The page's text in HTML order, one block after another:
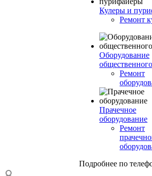
Кулеры и
Ремонт
Оборудование
Ремонт
Прачечное
оборудование
Ремонт
Подробнее по